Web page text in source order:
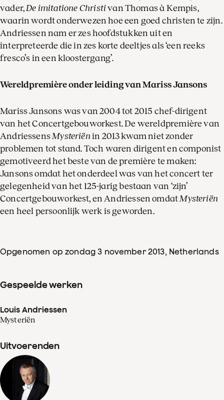
vader, De imitatione Christivan Thomas à Kempis,
waarin wordt onderwezen hoe een goed christen te zijn.
Andriessen nam er zes hoofdstukken uit en
interpreteerde die in zes korte deeltjes als ‘een reeks
fresco’s in een kloostergang’.
Wereldpremière onder leiding van Mariss Jansons
Mariss Jansons was van 2004 tot 2015 chef-dirigent
van het Concertgebouworkest. De wereldpremière van
Andriessens Mysteriënin 2013 kwam niet zonder
problemen tot stand. Toch waren dirigent en componist
gemotiveerd het beste van de première te maken:
Jansons omdat het onderdeel was van het concert ter
gelegenheid van het 125-jarig bestaan van ‘zijn’
Concertgebouworkest, en Andriessen omdat Mysteriën
een heel persoonlijk werk is geworden.
Opgenomen op zondag 3 november 2013 , Netherlands
Gespeelde werken
Louis Andriessen
Mysteriën
Uitvoerenden